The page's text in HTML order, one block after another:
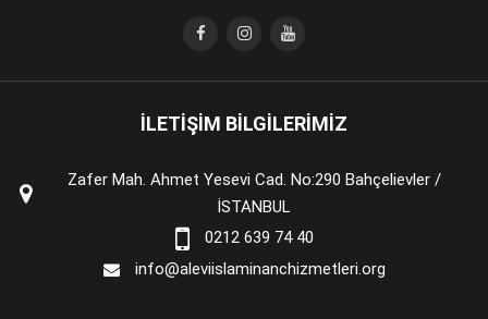
İLETİŞİM BİLGİLERİMİZ
Zafer Mah. Ahmet Yesevi Cad. No:290 Bahçelievler /
İSTANBUL
0212 639 74 40
info@aleviislaminanchizmetleri.org